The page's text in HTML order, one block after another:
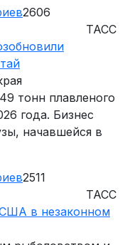
2606
ТАСС
тонн плавленого
года. Бизнес
начавшейся в
2511
ТАСС
в незаконном